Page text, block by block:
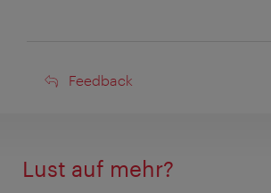
Feedback
Feedback
Lust auf mehr?